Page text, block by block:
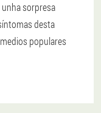
sorpresa
desta
populares